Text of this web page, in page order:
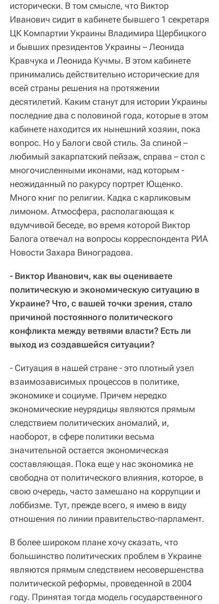
исторически. В том смысле, что Виктор
Иванович сидит в кабинете бывшего 1 секретаря
ЦК Компартии Украины Владимира Щербицкого
и бывших президентов Украины – Леонида
Кравчука и Леонида Кучмы. В этом кабинете
принимались действительно исторические для
всей страны решения на протяжении
десятилетий. Каким станут для истории Украины
последние два с половиной года, которые в этом
кабинете находится их нынешний хозяин, пока
вопрос. Но у Балоги свой стиль. За спиной –
любимый закарпатский пейзаж, справа – стол с
многочисленными иконами, над которым -
неожиданный по ракурсу портрет Ющенко.
Много книг по религии. Кадка с карликовым
лимоном. Атмосфера, располагающая к
вдумчивой беседе, во время которой Виктор
Балога отвечал на вопросы корреспондента РИА
Новости Захара Виноградова.
- Виктор Иванович, как вы оцениваете
политическую и экономическую ситуацию в
Украине? Что, с вашей точки зрения, стало
причиной постоянного политического
конфликта между ветвями власти? Есть ли
выход из создавшейся ситуации?
- Ситуация в нашей стране - это плотный узел
взаимозависимых процессов в политике,
экономике и социуме. Причем нередко
экономические неурядицы являются прямым
следствием политических аномалий, и,
наоборот, в сфере политики весьма
значительной остается экономическая
составляющая. Пока еще у нас экономика не
свободна от политического влияния, которое, в
свою очередь, часто замешано на коррупции и
лоббизме. Тут, прежде всего, я имею в виду
отношения по линии правительство-парламент.
В более широком плане хочу сказать, что
большинство политических проблем в Украине
являются прямым следствием несовершенства
политической реформы, проведенной в 2004
году. Принятая тогда модель государственного